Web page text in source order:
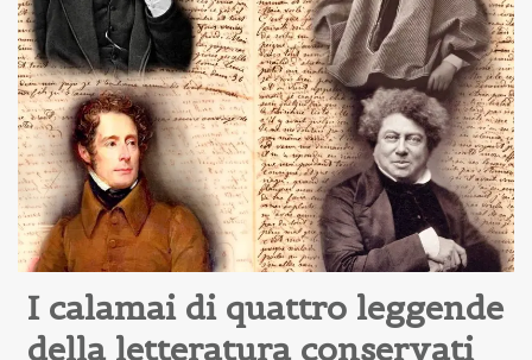
I calamai di quattro leggende
della letteratura conservati